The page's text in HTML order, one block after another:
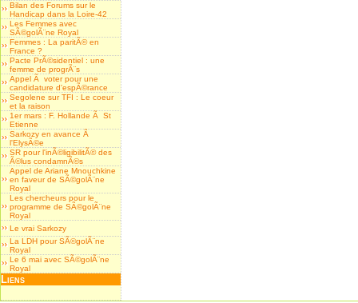
Bilan des Forums sur le
Handicap dans la Loire-42
Les Femmes avec
SÃ©golÃ¨ne Royal
Femmes : La paritÃ© en
France ?
Pacte PrÃ©sidentiel : une
femme de progrÃ¨s
Appel Ã voter pour une
candidature d'espÃ©rance
Segolene sur TFI : Le coeur
et la raison
1er mars : F. Hollande Ã St
Etienne
Sarkozy en avance Ã
l'ElysÃ©e
SR pour l'inÃ©ligibilitÃ© des
Ã©lus condamnÃ©s
Appel de Ariane Mnouchkine
en faveur de SÃ©golÃ¨ne
Royal
Les chercheurs pour le
programme de SÃ©golÃ¨ne
Royal
Le vrai Sarkozy
La LDH pour SÃ©golÃ¨ne
Royal
Le 6 mai avec SÃ©golÃ¨ne
Royal
Liens